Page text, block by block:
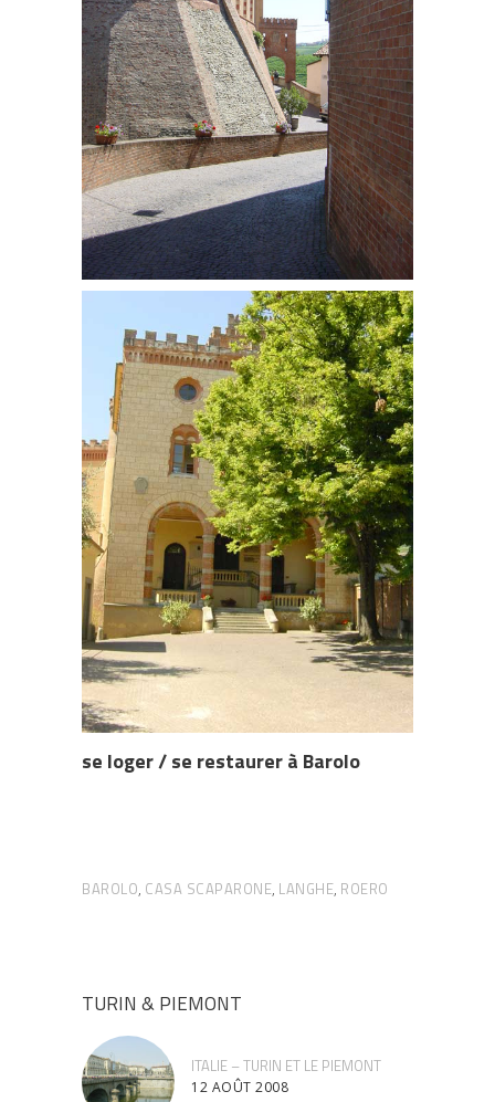
se loger / se restaurer à Barolo
BAROLO, CASA SCAPARONE, LANGHE, ROERO
TURIN & PIEMONT
ITALIE – TURIN ET LE PIEMONT
12 AOÛT 2008